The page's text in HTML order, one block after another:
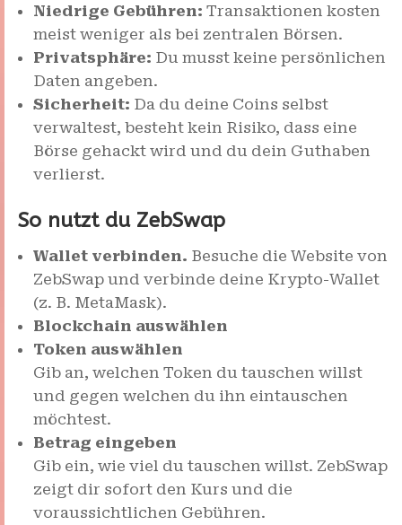
Niedrige Gebühren: Transaktionen kosten
meist weniger als bei zentralen Börsen.
Privatsphäre: Du musst keine persönlichen
Daten angeben.
Sicherheit: Da du deine Coins selbst
verwaltest, besteht kein Risiko, dass eine
Börse gehackt wird und du dein Guthaben
verlierst.
So nutzt du ZebSwap
Wallet verbinden. Besuche die Website von
ZebSwap und verbinde deine Krypto-Wallet
(z. B. MetaMask).
Blockchain auswählen
Token auswählen
Gib an, welchen Token du tauschen willst
und gegen welchen du ihn eintauschen
möchtest.
Betrag eingeben
Gib ein, wie viel du tauschen willst. ZebSwap
zeigt dir sofort den Kurs und die
voraussichtlichen Gebühren.